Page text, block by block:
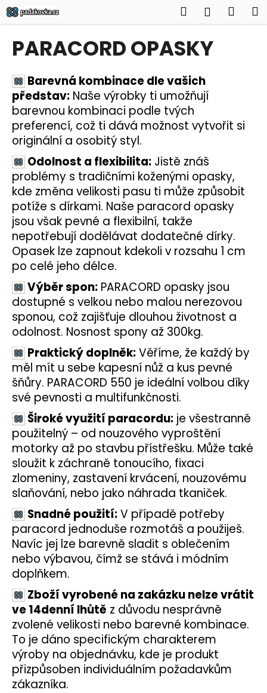
Přejít
na
obsah
Hledat
PARACORD OPASKY
Barevná kombinace dle vašich
představ: Naše výrobky ti umožňují
barevnou kombinaci podle tvých
preferencí, což ti dává možnost vytvořit si
originální a osobitý styl.
Odolnost a flexibilita: Jistě znáš
problémy s tradičními koženými opasky,
kde změna velikosti pasu ti může způsobit
potíže s dírkami. Naše paracord opasky
jsou však pevné a flexibilní, takže
nepotřebují dodělávat dodatečné dírky.
Opasek lze zapnout kdekoli v rozsahu 1 cm
po celé jeho délce.
Výběr spon: PARACORD opasky jsou
dostupné s velkou nebo malou nerezovou
sponou, což zajišťuje dlouhou životnost a
odolnost. Nosnost spony až 300kg.
Praktický doplněk:Věříme, že každý by
měl mít u sebe kapesní nůž a kus pevné
šňůry. PARACORD 550 je ideální volbou díky
své pevnosti a multifunkčnosti.
Široké využití paracordu: je všestranně
použitelný – od nouzového vyproštění
motorky až po stavbu přístřešku. Může také
sloužit k záchraně tonoucího, fixaci
zlomeniny, zastavení krvácení, nouzovému
slaňování, nebo jako náhrada tkaniček.
Snadné použití:V případě potřeby
paracord jednoduše rozmotáš a použiješ.
Navíc jej lze barevně sladit s oblečením
nebo výbavou, čímž se stává i módním
doplňkem.
Zboží vyrobené na zakázku nelze vrátit
ve 14denní lhůtě z důvodu nesprávně
zvolené velikosti nebo barevné kombinace.
To je dáno specifickým charakterem
výroby na objednávku, kde je produkt
přizpůsoben individuálním požadavkům
zákazníka.
K
o
o
p
o
t
ř
e
b
u
j
e
t
e
n
a
j
í
t
?
D
o
p
o
r
u
č
u
j
e
m
e